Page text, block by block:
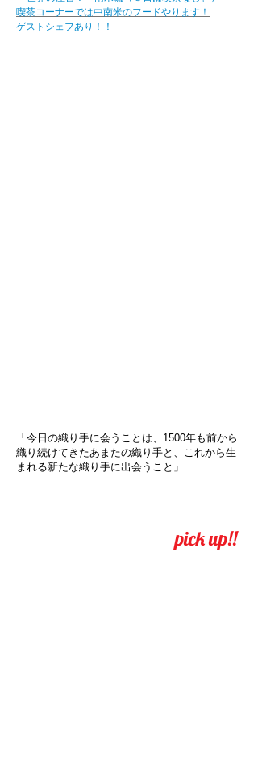
喫茶コーナーでは中南米のフードやります！
ゲストシェフあり！！
「今日の織り手に会うことは、1500年も前から
織り続けてきたあまたの織り手と、これから生
まれる新たな織り手に出会うこと」
pick up!!